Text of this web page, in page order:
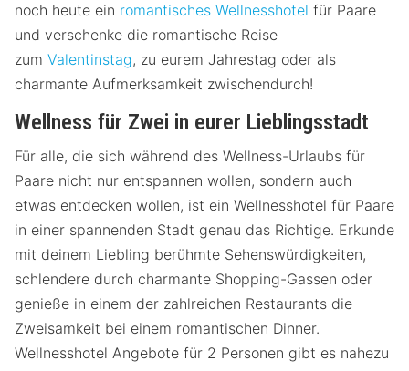
noch heute ein romantisches Wellnesshotel für Paare
und verschenke die romantische Reise
zum Valentinstag, zu eurem Jahrestag oder als
charmante Aufmerksamkeit zwischendurch!
Wellness für Zwei in eurer Lieblingsstadt
Für alle, die sich während des Wellness-Urlaubs für
Paare nicht nur entspannen wollen, sondern auch
etwas entdecken wollen, ist ein Wellnesshotel für Paare
in einer spannenden Stadt genau das Richtige. Erkunde
mit deinem Liebling berühmte Sehenswürdigkeiten,
schlendere durch charmante Shopping-Gassen oder
genieße in einem der zahlreichen Restaurants die
Zweisamkeit bei einem romantischen Dinner.
Wellnesshotel Angebote für 2 Personen gibt es nahezu